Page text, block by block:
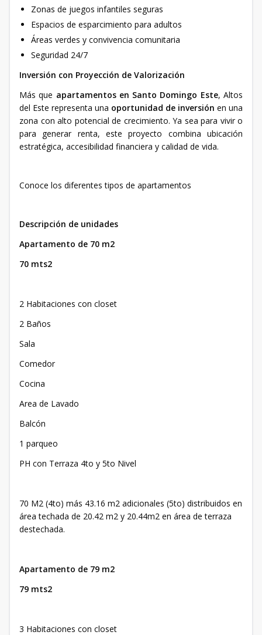
Zonas de juegos infantiles seguras
Espacios de esparcimiento para adultos
Áreas verdes y convivencia comunitaria
Seguridad 24/7
Inversión con Proyección de Valorización
Más que apartamentos en Santo Domingo Este, Altos
del Este representa una oportunidad de inversión en una
zona con alto potencial de crecimiento. Ya sea para vivir o
para generar renta, este proyecto combina ubicación
estratégica, accesibilidad financiera y calidad de vida.
Conoce los diferentes tipos de apartamentos
Descripción de unidades
Apartamento de 70 m2
70 mts2
2 Habitaciones con closet
2 Baños
Sala
Comedor
Cocina
Area de Lavado
Balcón
1 parqueo
PH con Terraza 4to y 5to Nivel
70 M2 (4to) más 43.16 m2 adicionales (5to) distribuidos en
área techada de 20.42 m2 y 20.44m2 en área de terraza
destechada.
Apartamento de 79 m2
79 mts2
3 Habitaciones con closet